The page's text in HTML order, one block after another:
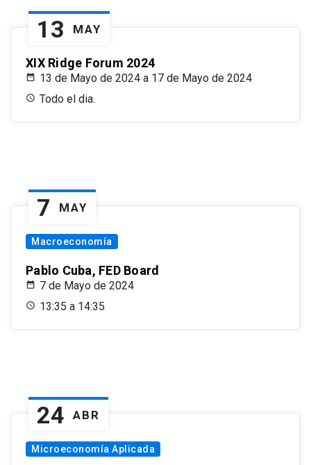
13 MAY
XIX Ridge Forum 2024
13 de Mayo de 2024 a 17 de Mayo de 2024
Todo el dia.
7 MAY
Macroeconomía
Pablo Cuba, FED Board
7 de Mayo de 2024
13:35 a 14:35
24 ABR
Microeconomía Aplicada